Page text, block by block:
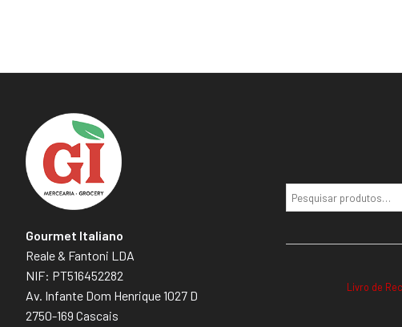
Gourmet Italiano
Reale & Fantoni LDA
NIF: PT516452282
Av. Infante Dom Henrique 1027 D
2750-169 Cascais
Livro de